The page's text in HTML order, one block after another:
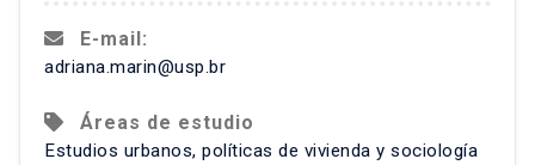
E-mail:
adriana.marin@usp.br
Áreas de estudio
Estudios urbanos, políticas de vivienda y sociología